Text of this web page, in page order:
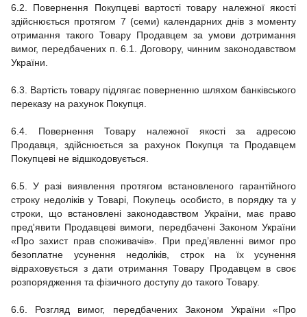
6.2. Повернення Покупцеві вартості товару належної якості
здійснюється протягом 7 (семи) календарних днів з моменту
отримання такого Товару Продавцем за умови дотримання
вимог, передбачених п. 6.1. Договору, чинним законодавством
України.
6.3. Вартість товару підлягає поверненню шляхом банківського
переказу на рахунок Покупця.
6.4. Повернення Товару належної якості за адресою
Продавця, здійснюється за рахунок Покупця та Продавцем
Покупцеві не відшкодовується.
6.5. У разі виявлення протягом встановленого гарантійного
строку недоліків у Товарі, Покупець особисто, в порядку та у
строки, що встановлені законодавством України, має право
пред'явити Продавцеві вимоги, передбачені Законом України
«Про захист прав споживачів». При пред’явленні вимог про
безоплатне усунення недоліків, строк на їх усунення
відраховується з дати отримання Товару Продавцем в своє
розпорядження та фізичного доступу до такого Товару.
6.6. Розгляд вимог, передбачених Законом України «Про